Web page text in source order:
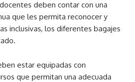
deben contar con una
que les permita reconocer y
inclusivas, los diferentes bagajes
estar equipadas con
que permitan una adecuada